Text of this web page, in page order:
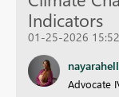
Indicators
01-25-2026
Advocate